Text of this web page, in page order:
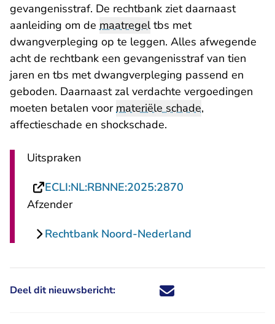
gevangenisstraf. De rechtbank ziet daarnaast
aanleiding om de maatregeltbs met
dwangverpleging op te leggen. Alles afwegende
acht de rechtbank een gevangenisstraf van tien
jaren en tbs met dwangverpleging passend en
geboden. Daarnaast zal verdachte vergoedingen
moeten betalen voormateriële schade,
affectieschade en shockschade.
Uitspraken
ECLI:NL:RBNNE:2025:2870
Afzender
Rechtbank Noord-Nederland
Deel dit nieuwsbericht: Deel dit nieuwsbericht via X -
Deel dit nieuwsbericht via
Deel dit nieuwsbericht
Deel dit